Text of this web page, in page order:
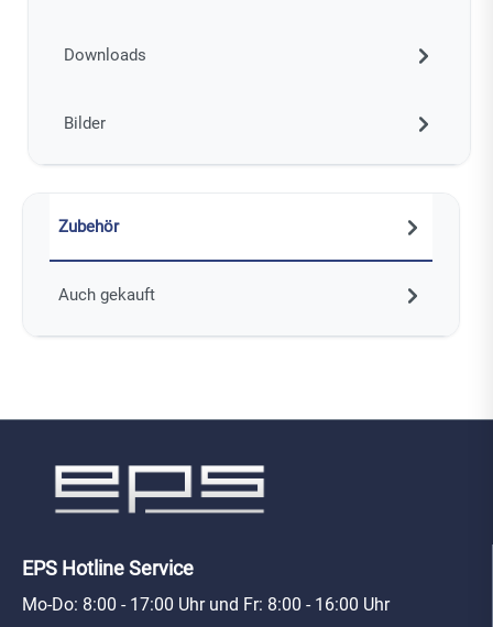
Downloads
Bilder
Zubehör
Auch gekauft
EPS Hotline Service
Mo-Do: 8:00 - 17:00 Uhr und Fr: 8:00 - 16:00 Uhr